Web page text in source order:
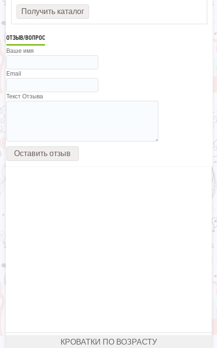
ОТЗЫВ/ВОПРОС
Ваше имя
Email
Текст Отзыва
КРОВАТКИ ПО ВОЗРАСТУ